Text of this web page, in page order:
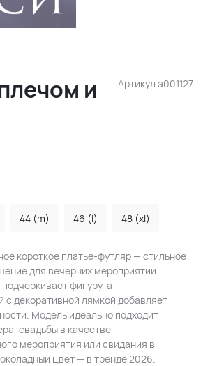
Артикул a001127
и
44 (m) 46 (l) 48 (xl)
короткое платье-футляр — стильное
для вечерних мероприятий.
фигуру, а
декоративной лямкой добавляет
Модель идеально подходит
свадьбы в качестве
мероприятия или свидания в
цвет — в тренде 2026.